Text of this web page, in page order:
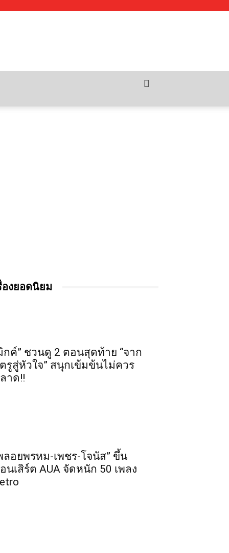
องยอดนิยม
กค์” ชวนดู 2 ตอนสุดท้าย “จาก
รูสู่หัวใจ” สนุกเข้มข้นไม่ควร
าด!!
ลอยพรหม-เพชร-โจนัส” ขึ้น
นเสิร์ต AUA จัดหนัก 50 เพลง